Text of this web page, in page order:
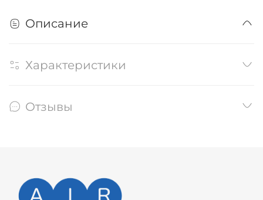
Описание
Характеристики
Отзывы